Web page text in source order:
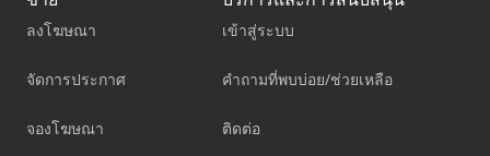
ลงโฆษณา
จัดการประกาศ
จองโฆษณา
เข้าสู่ระบบ
คำถามที่พบบ่อย/ช่วยเหลือ
ติดต่อ